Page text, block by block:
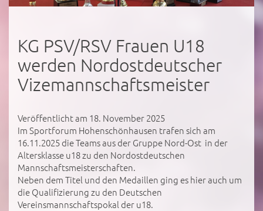
KG PSV/RSV Frauen U18
werden Nordostdeutscher
Vizemannschaftsmeister
Veröffentlicht am 18. November 2025
Im Sportforum Hohenschönhausen trafen sich am
16.11.2025 die Teams aus der Gruppe Nord-Ost in der
Altersklasse u18 zu den Nordostdeutschen
Mannschaftsmeisterschaften.
Neben dem Titel und den Medaillen ging es hier auch um
die Qualifizierung zu den Deutschen
Vereinsmannschaftspokal der u18.